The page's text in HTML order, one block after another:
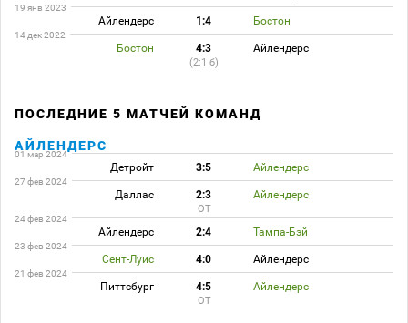
19 янв 2023
Айлендерс 1:4 Бостон
14 дек 2022
Бостон 4:3 Айлендерс
(2:1 б)
ПОСЛЕДНИЕ 5 МАТЧЕЙ КОМАНД
АЙЛЕНДЕРС
01 мар 2024
Детройт 3:5 Айлендерс
27 фев 2024
Даллас 2:3 Айлендерс
ОТ
24 фев 2024
Айлендерс 2:4 Тампа-Бэй
23 фев 2024
Сент-Луис 4:0 Айлендерс
21 фев 2024
Питтсбург 4:5 Айлендерс
ОТ